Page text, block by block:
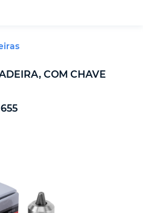
COM CHAVE